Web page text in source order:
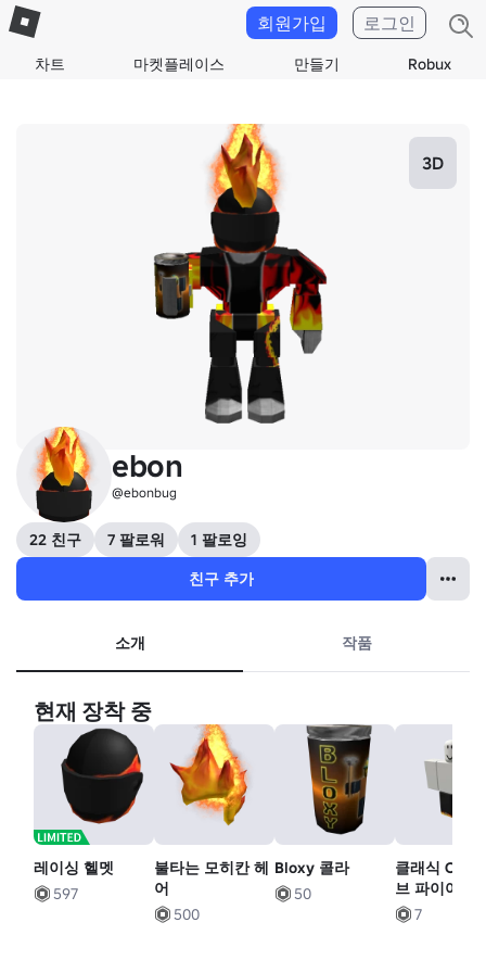
차트 마켓플레이스 만들기 Robux
회원가입 로그인
3D
ebon
@ebonbug
22 친구 7 팔로워
1 팔로잉
친구 추가
소개 작품
현재 장착 중
레이싱 헬멧
597
불타는 모히칸 헤
어
500
Bloxy 콜라
50
클래식 OG
브 파이어 올
로블록스 블
바지
7